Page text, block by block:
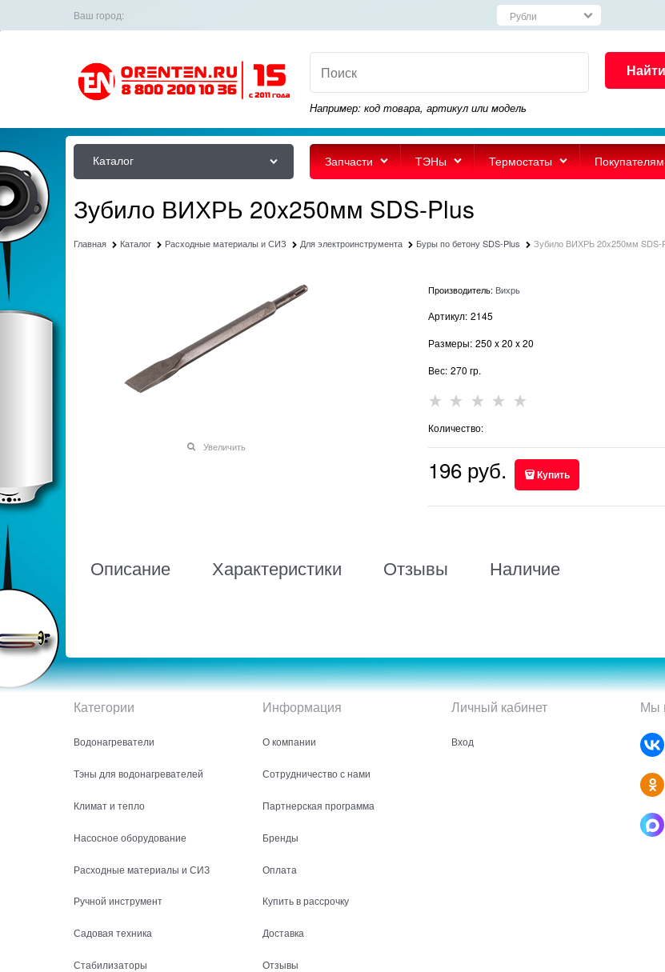
Ваш город:
Найти
Например: код товара, артикул или модель
Каталог Запчасти ТЭНы Термостаты Покупателям
Зубило ВИХРЬ 20x250мм SDS-Plus
Главная Каталог Расходные материалы и СИЗ Для электроинструмента Буры по бетону SDS-Plus Зубило ВИХРЬ 20x250мм SDS-
Увеличить
Производитель: Вихрь
Артикул: 2145
Размеры: 250 x20 x20
Вес: 270 гр.
Количество:
196 руб. Купить
Описание Характеристики Отзывы Наличие
Категории
Водонагреватели
Тэны для водонагревателей
Климат и тепло
Насосное оборудование
Расходные материалы и СИЗ
Ручной инструмент
Садовая техника
Стабилизаторы
Информация
О компании
Сотрудничество с нами
Партнерская программа
Бренды
Оплата
Купить в рассрочку
Доставка
Отзывы
Личный кабинет
Вход
Мы